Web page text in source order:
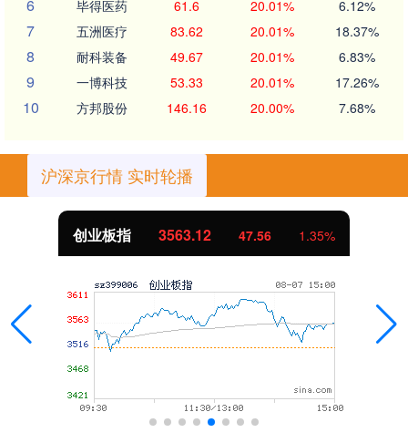
6 毕得医药 61.6 20.01% 6.12%
7 五洲医疗 83.62 20.01% 18.37%
8 耐科装备 49.67 20.01% 6.83%
9 一博科技 53.33 20.01% 17.26%
10 方邦股份 146.16 20.00% 7.68%
沪深京行情 实时轮播
创业板指 3563.12 47.56 1.35%